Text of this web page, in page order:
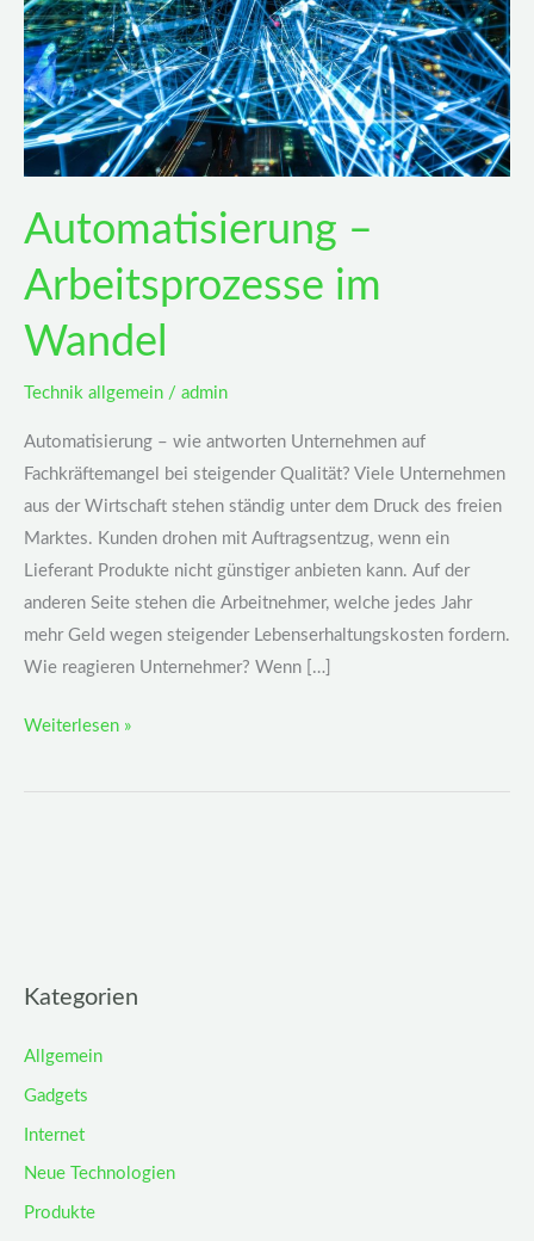
Automatisierung –
Arbeitsprozesse im
Wandel
Technik allgemein / admin
Automatisierung – wie antworten Unternehmen auf
Fachkräftemangel bei steigender Qualität? Viele Unternehmen
aus der Wirtschaft stehen ständig unter dem Druck des freien
Marktes. Kunden drohen mit Auftragsentzug, wenn ein
Lieferant Produkte nicht günstiger anbieten kann. Auf der
anderen Seite stehen die Arbeitnehmer, welche jedes Jahr
mehr Geld wegen steigender Lebenserhaltungskosten fordern.
Wie reagieren Unternehmer? Wenn […]
Weiterlesen »
Kategorien
Allgemein
Gadgets
Internet
Neue Technologien
Produkte